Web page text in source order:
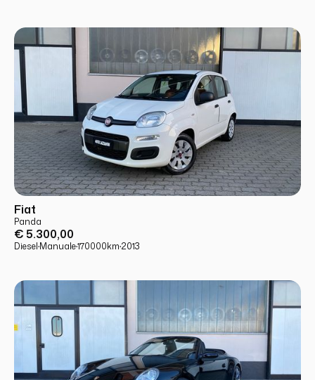
USATO
Fiat
Panda
€ 5.300,00
Diesel·Manuale·170000km·2013